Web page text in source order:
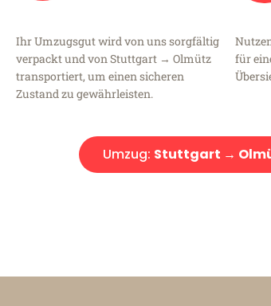
Ihr Umzugsgut wird von uns sorgfältig
verpackt und von Stuttgart → Olmütz
transportiert, um einen sicheren
Zustand zu gewährleisten.
für
Umzug: Stuttgart →